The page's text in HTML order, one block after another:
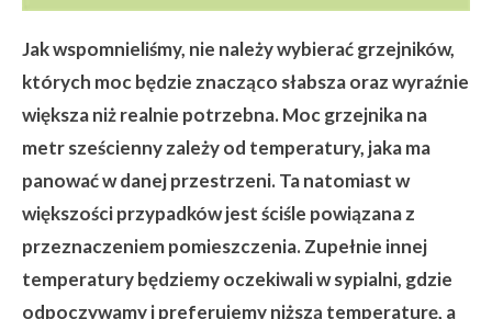
Jak wspomnieliśmy, nie należy wybierać grzejników,
których moc będzie znacząco słabsza oraz wyraźnie
większa niż realnie potrzebna. Moc grzejnika na
metr sześcienny zależy od temperatury, jaka ma
panować w danej przestrzeni. Ta natomiast w
większości przypadków jest ściśle powiązana z
przeznaczeniem pomieszczenia. Zupełnie innej
temperatury będziemy oczekiwali w sypialni, gdzie
odpoczywamy i preferujemy niższą temperaturę, a